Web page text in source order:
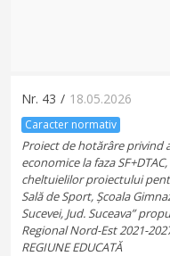
Nr. 43 / 18.05.2026
Caracter normativ
Proiect de hotărâre privind
economice la faza
cheltuielilor proiectului
Sală de Sport, Școala
Sucevei, Jud. Suceava”
Regional Nord-Est 2021-
REGIUNE EDUCATĂ